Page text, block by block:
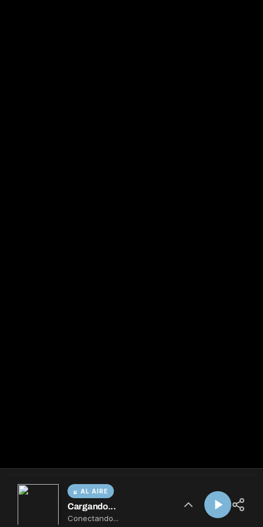
AL AIRE
Cargando...
Conectando...